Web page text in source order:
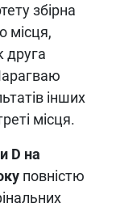
збірна
місця,
друга
інших
місця.
D на
повністю